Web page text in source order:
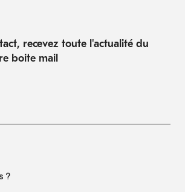
recevez toute l'actualité du
boite mail
?